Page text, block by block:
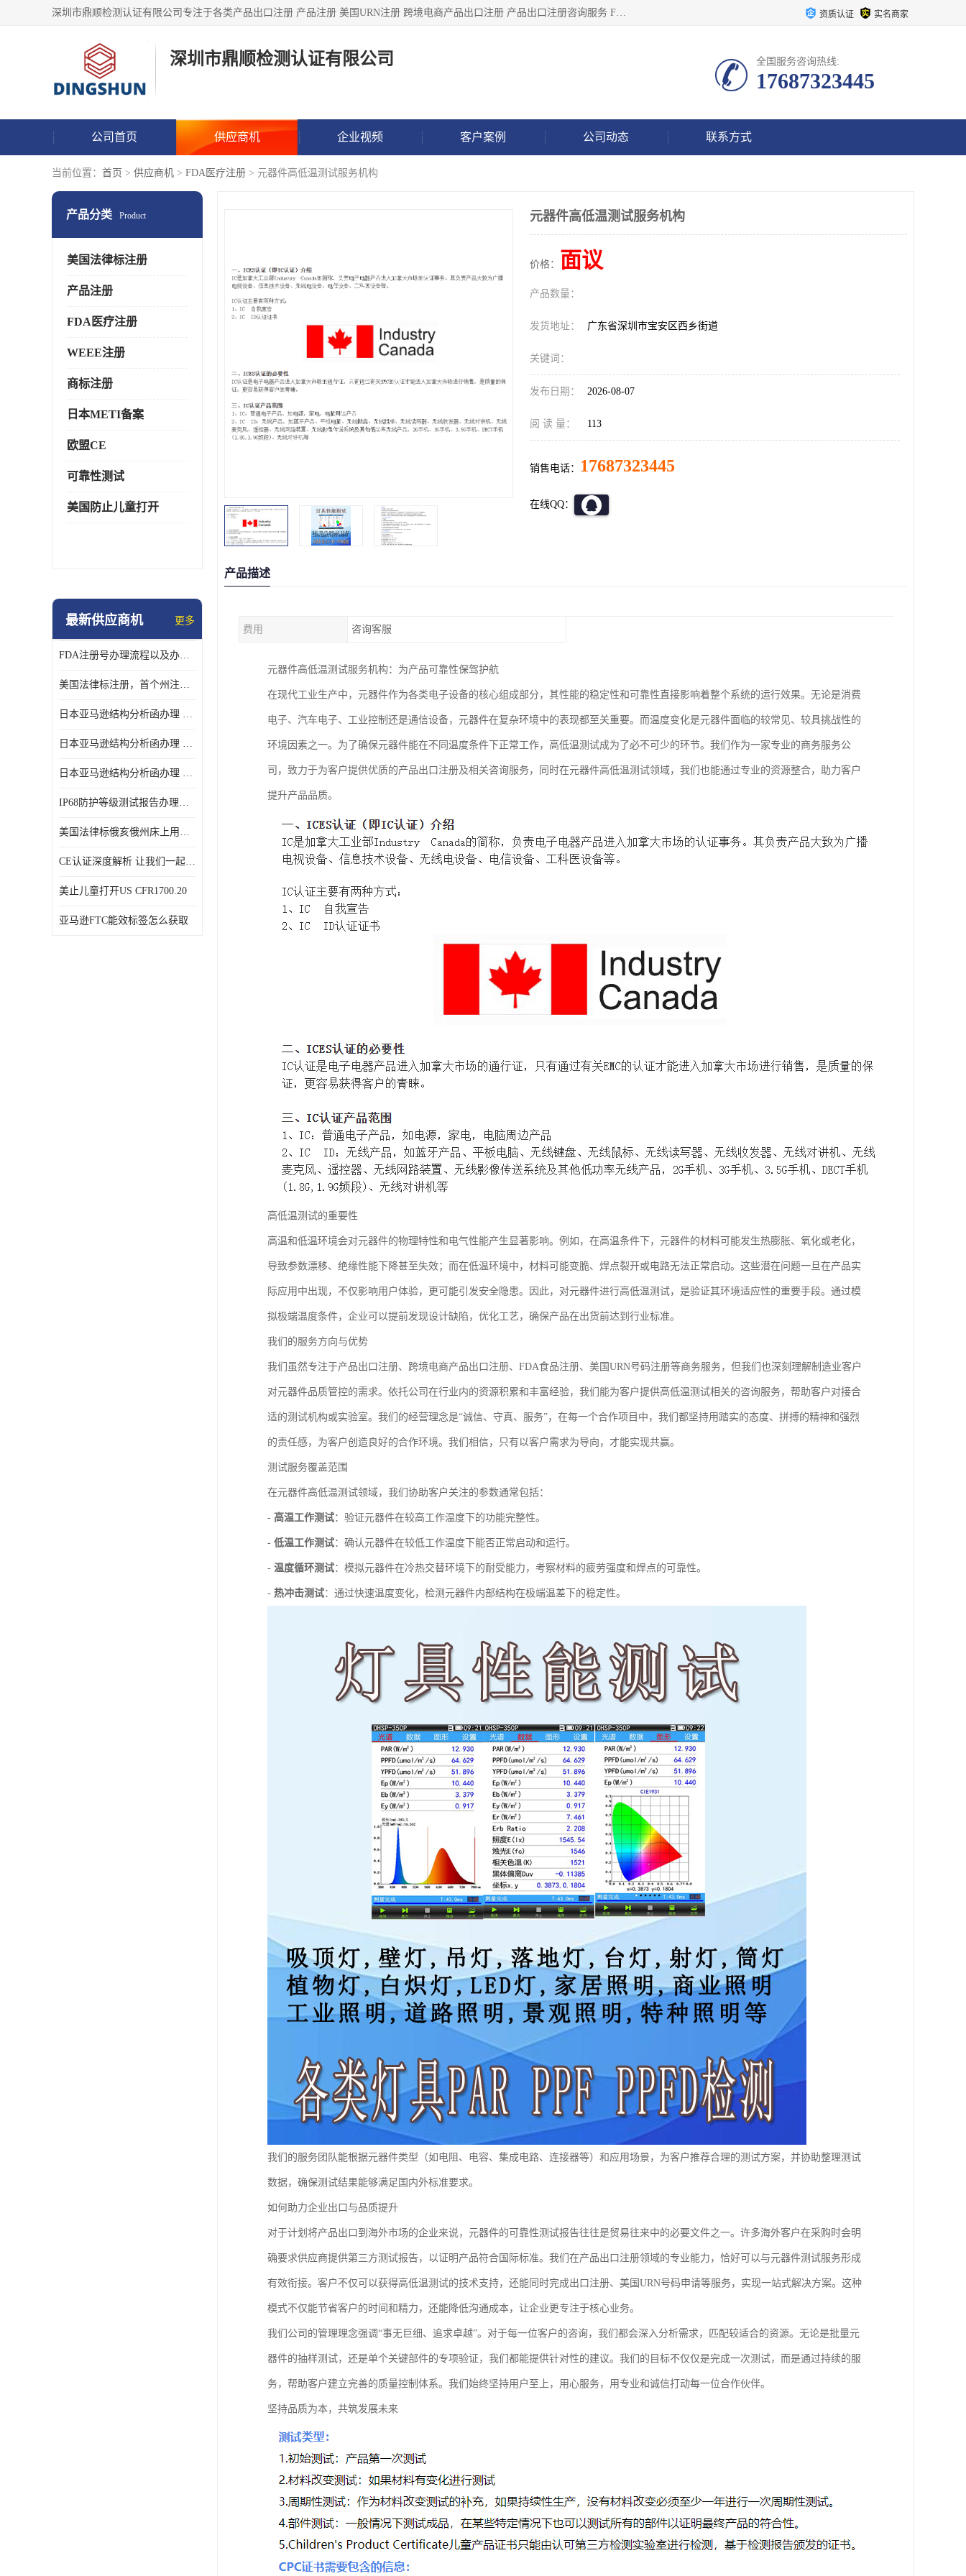
深圳市鼎顺检测认证有限公司专注于各类产品出口注册 产品注册 美国URN注册 跨境电商产品出口注册 产品出口注册咨询服务 FDA食品注册等我们是一家商务服务公司，为客户提供商标注册，本公司实力雄厚，能满足客户多种需求。 资质认证 实名商家
深圳市鼎顺检测认证有限公司 全国服务咨询热线:
17687323445
公司首页 供应商机 企业视频 客户案例 公司动态 联系方式
当前位置： 首页 > 供应商机 > FDA医疗注册 > 元器件高低温测试服务机构
产品分类 Product
美国法律标注册
产品注册
FDA医疗注册
WEEE注册
商标注册
日本METI备案
欧盟CE
可靠性测试
美国防止儿童打开
最新供应商机 更多
FDA注册号办理流程以及办理周期是多久
美国法律标注册，首个州注册该如何选择
日本亚马逊结构分析函办理 日本亚马逊 电饭煲
日本亚马逊结构分析函办理 日本亚马逊 热水壶等；
日本亚马逊结构分析函办理 日本亚马逊 果汁搅拌机
IP68防护等级测试报告办理标准要求
美国法律标俄亥俄州床上用品许可证讲解！
CE认证深度解析 让我们一起来认识CE认证
美止儿童打开US CFR1700.20
亚马逊FTC能效标签怎么获取
元器件高低温测试服务机构
价格： 面议
产品数量：
发货地址： 广东省深圳市宝安区西乡街道
关键词：
发布日期： 2026-08-07
阅 读 量： 113
销售电话： 17687323445
在线QQ：
产品描述
费用 咨询客服
元器件高低温测试服务机构：为产品可靠性保驾护航
在现代工业生产中，元器件作为各类电子设备的核心组成部分，其性能的稳定性和可靠性直接影响着整个系统的运行效果。无论是消费
电子、汽车电子、工业控制还是通信设备，元器件在复杂环境中的表现都至关重要。而温度变化是元器件面临的较常见、较具挑战性的
环境因素之一。为了确保元器件能在不同温度条件下正常工作，高低温测试成为了必不可少的环节。我们作为一家专业的商务服务公
司，致力于为客户提供优质的产品出口注册及相关咨询服务，同时在元器件高低温测试领域，我们也能通过专业的资源整合，助力客户
提升产品品质。
高低温测试的重要性
高温和低温环境会对元器件的物理特性和电气性能产生显著影响。例如，在高温条件下，元器件的材料可能发生热膨胀、氧化或老化，
导致参数漂移、绝缘性能下降甚至失效；而在低温环境中，材料可能变脆、焊点裂开或电路无法正常启动。这些潜在问题一旦在产品实
际应用中出现，不仅影响用户体验，更可能引发安全隐患。因此，对元器件进行高低温测试，是验证其环境适应性的重要手段。通过模
拟极端温度条件，企业可以提前发现设计缺陷，优化工艺，确保产品在出货前达到行业标准。
我们的服务方向与优势
我们虽然专注于产品出口注册、跨境电商产品出口注册、FDA食品注册、美国URN号码注册等商务服务，但我们也深刻理解制造业客户
对元器件品质管控的需求。依托公司在行业内的资源积累和丰富经验，我们能为客户提供高低温测试相关的咨询服务，帮助客户对接合
适的测试机构或实验室。我们的经营理念是“诚信、守真、服务”，在每一个合作项目中，我们都坚持用踏实的态度、拼搏的精神和强烈
的责任感，为客户创造良好的合作环境。我们相信，只有以客户需求为导向，才能实现共赢。
测试服务覆盖范围
在元器件高低温测试领域，我们协助客户关注的参数通常包括：
- 高温工作测试：验证元器件在较高工作温度下的功能完整性。
- 低温工作测试：确认元器件在较低工作温度下能否正常启动和运行。
- 温度循环测试：模拟元器件在冷热交替环境下的耐受能力，考察材料的疲劳强度和焊点的可靠性。
- 热冲击测试：通过快速温度变化，检测元器件内部结构在极端温差下的稳定性。
我们的服务团队能根据元器件类型（如电阻、电容、集成电路、连接器等）和应用场景，为客户推荐合理的测试方案，并协助整理测试
数据，确保测试结果能够满足国内外标准要求。
如何助力企业出口与品质提升
对于计划将产品出口到海外市场的企业来说，元器件的可靠性测试报告往往是贸易往来中的必要文件之一。许多海外客户在采购时会明
确要求供应商提供第三方测试报告，以证明产品符合国际标准。我们在产品出口注册领域的专业能力，恰好可以与元器件测试服务形成
有效衔接。客户不仅可以获得高低温测试的技术支持，还能同时完成出口注册、美国URN号码申请等服务，实现一站式解决方案。这种
模式不仅能节省客户的时间和精力，还能降低沟通成本，让企业更专注于核心业务。
我们公司的管理理念强调“事无巨细、追求卓越”。对于每一位客户的咨询，我们都会深入分析需求，匹配较适合的资源。无论是批量元
器件的抽样测试，还是单个关键部件的专项验证，我们都能提供针对性的建议。我们的目标不仅仅是完成一次测试，而是通过持续的服
务，帮助客户建立完善的质量控制体系。我们始终坚持用户至上，用心服务，用专业和诚信打动每一位合作伙伴。
坚持品质为本，共筑发展未来